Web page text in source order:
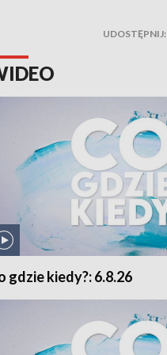
UDOSTĘPNIJ:
gdzie kiedy?: 6.8.26